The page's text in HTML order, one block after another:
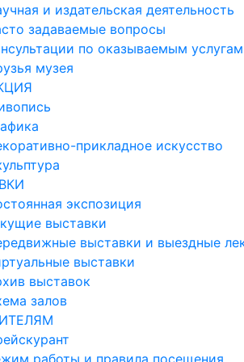
и издательская деятельность
задаваемые вопросы
по оказываемым услугам
музея
прикладное искусство
экспозиция
выставки
выставки и выездные
выставки
выставок
залов
работы и правила посещения